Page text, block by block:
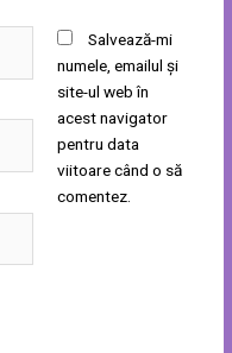
Salvează-mi
numele, emailul și
site-ul web în
acest navigator
pentru data
viitoare când o să
comentez.